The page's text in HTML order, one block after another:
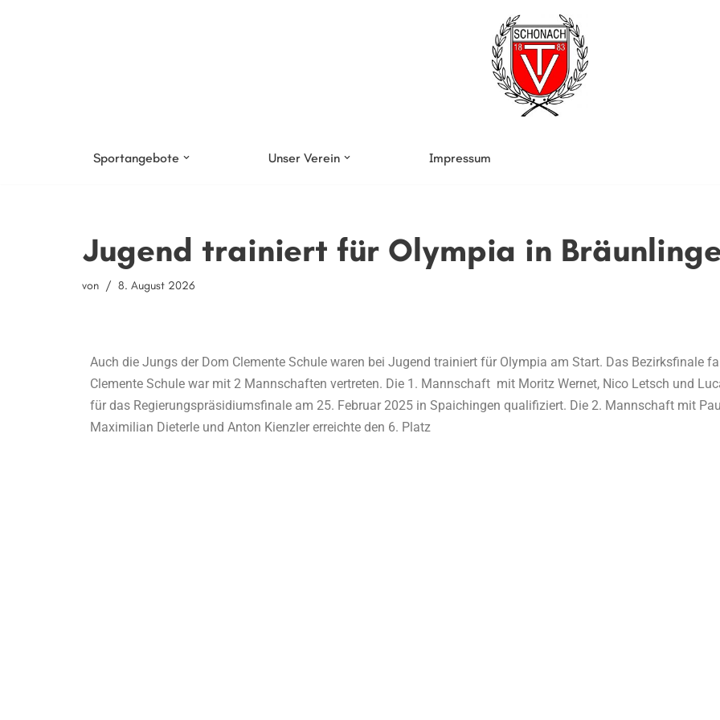
Sportangebote Unser Verein Impressum
Jugend trainiert für Olympia in
von 8. August 2026
Auch die Jungs der Dom Clemente Schule waren bei Jugend trainiert für Olympia am Start. Das Bezirksfinale
Clemente Schule war mit 2 Mannschaften vertreten. Die 1. Mannschaft mit Moritz Wernet, Nico Letsch und
für das Regierungspräsidiumsfinale am 25. Februar 2025 in Spaichingen qualifiziert. Die 2. Mannschaft mit
Maximilian Dieterle und Anton Kienzler erreichte den 6. Platz